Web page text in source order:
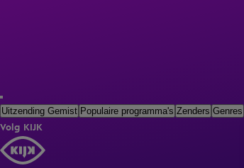
Uitzending Gemist Populaire programma's Zenders Genres
Volg KIJK